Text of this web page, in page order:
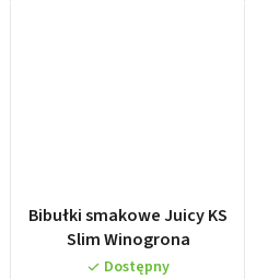
Bibułki smakowe Juicy KS
Slim Winogrona
Dostępny